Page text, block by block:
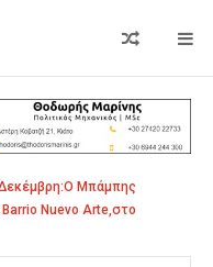
Δεκέμβρη:Ο Μπάμπης
Nuevo Arte,στο